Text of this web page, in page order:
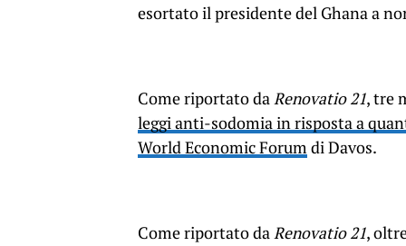
esortato il presidente del Ghana a
Come riportato daRenovatio 21, tre
leggi anti-sodomia in risposta a
World Economic Forumdi Davos.
Come riportato daRenovatio 21,